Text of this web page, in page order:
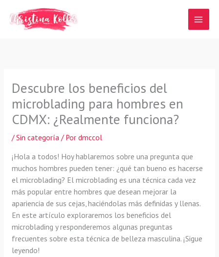
contenido
Descubre los beneficios del
microblading para hombres en
CDMX: ¿Realmente funciona?
/Sin categoría/ Por dmccol
¡Hola a todos! Hoy hablaremos sobre una pregunta que
muchos hombres pueden tener: ¿qué tan bueno es hacerse
el microblading? El microblading es una técnica cada vez
más popular entre hombres que desean mejorar la
apariencia de sus cejas, haciéndolas más definidas y llenas.
En este artículo exploraremos los beneficios del
microblading y responderemos algunas preguntas
frecuentes sobre esta técnica de belleza masculina. ¡Sigue
leyendo!